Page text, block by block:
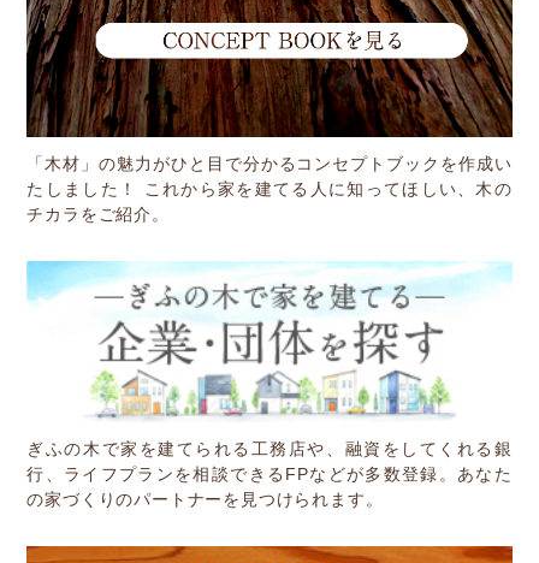
「木材」の魅力がひと目で分かるコンセプトブックを作成い
たしました！ これから家を建てる人に知ってほしい、木の
チカラをご紹介。
ぎふの木で家を建てられる工務店や、融資をしてくれる銀
行、ライフプランを相談できるFPなどが多数登録。あなた
の家づくりのパートナーを見つけられます。